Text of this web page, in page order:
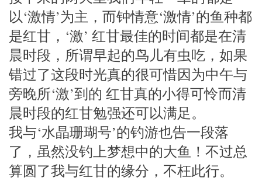
以‘激情’为主，而钟情意‘激情’的鱼种都
是红甘，‘激’ 红甘最佳的时间都是在清
晨时段，所谓早起的鸟儿有虫吃，如果
错过了这段时光真的很可惜因为中午与
旁晚所‘激’到的 红甘真的小得可怜而清
晨时段的红甘勉强还可以满足。
我与‘水晶珊瑚号’的钓游也告一段落
了，虽然没钓上梦想中的大鱼！不过总
算圆了我与红甘的缘分，不枉此行。